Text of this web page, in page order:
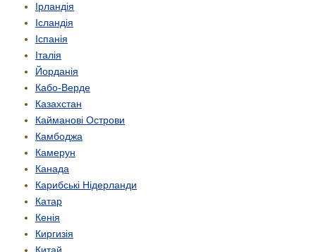
Ірландія
Ісландія
Іспанія
Італія
Йорданія
Кабо-Верде
Казахстан
Кайманові Острови
Камбоджа
Камерун
Канада
Карибські Нідерланди
Катар
Кенія
Киргизія